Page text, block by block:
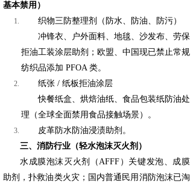
基本禁用）
织物三防整理剂（防水、防油、防污）
冲锋衣、户外面料、地毯、沙发布、劳保
拒油工装涂层助剂；欧盟、中国现已禁止常规
纺织品添加 PFOA 类。
纸张 / 纸板拒油涂层
快餐纸盒、烘焙油纸、食品包装纸防油处
理（全球全面禁用食品接触场景）。
皮革防水防油浸渍助剂。
三、消防行业（轻水泡沫灭火剂）
水成膜泡沫灭火剂（AFFF）关键发泡、成膜
助剂，扑救油类火灾；国内普通民用消防泡沫已淘